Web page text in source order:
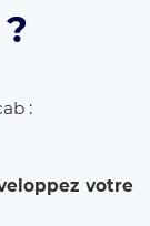
:
votre